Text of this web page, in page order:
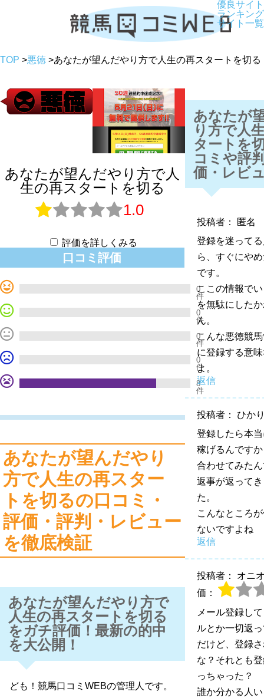
優良サイト
ランキング
サイト一覧
TOP >悪徳 >あなたが望んだやり方で人生の再スタートを切る
あなたが望んだやり方で人
生の再スタートを切る
1.0
評価を詳しくみる
口コミ評価
0
件
0
件
0
件
0
件
8
件
あなたが望んだやり
方で人生の再スター
トを切るの口コミ・
評価・評判・レビュー
を徹底検証
あなたが望んだやり方で
人生の再スタートを切る
をガチ評価！最新の的中
を大公開！
ども！競馬口コミWEBの管理人です。
あなたが
り方で人
タートを
コミや評
価・レビ
投稿者： 匿名
登録を迷って
ら、すぐにや
です。
ここの情報で
を無駄にした
ん。
こんな悪徳競
に登録する意
よ。
返信
投稿者： ひか
登録したら本
稼げるんです
合わせてみた
返事が返って
た。
こんなところ
ないですよね
返信
投稿者： オニ
価：
メール登録し
ルとか一切返
だけど、登録
な？それとも
っちゃった？
誰か分かる人